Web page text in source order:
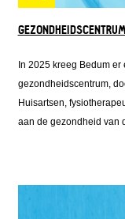
In 2025 kreeg Bedum
gezondheidscentrum,
Huisartsen,
aan de gezondheid van